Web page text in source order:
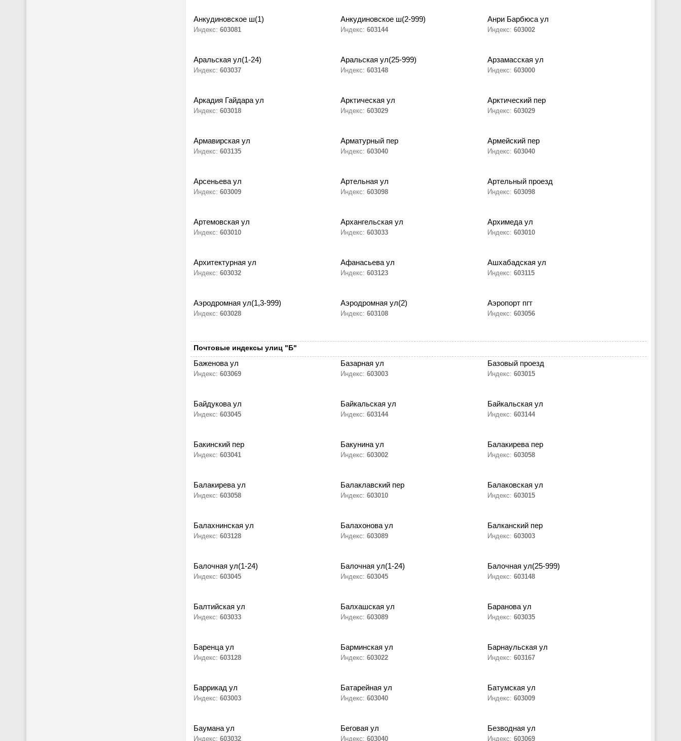
Анкудиновское ш(1)
Индекс: 603081
Анкудиновское ш(2-999)
Индекс: 603144
Анри Барбюса ул
Индекс: 603002
Аральская ул(1-24)
Индекс: 603037
Аральская ул(25-999)
Индекс: 603148
Арзамасская ул
Индекс: 603000
Аркадия Гайдара ул
Индекс: 603018
Арктическая ул
Индекс: 603029
Арктический пер
Индекс: 603029
Армавирская ул
Индекс: 603135
Арматурный пер
Индекс: 603040
Армейский пер
Индекс: 603040
Арсеньева ул
Индекс: 603009
Артельная ул
Индекс: 603098
Артельный проезд
Индекс: 603098
Артемовская ул
Индекс: 603010
Архангельская ул
Индекс: 603033
Архимеда ул
Индекс: 603010
Архитектурная ул
Индекс: 603032
Афанасьева ул
Индекс: 603123
Ашхабадская ул
Индекс: 603115
Аэродромная ул(1,3-999)
Индекс: 603028
Аэродромная ул(2)
Индекс: 603108
Аэропорт пгт
Индекс: 603056
Почтовые индексы улиц "Б"
Баженова ул
Индекс: 603069
Базарная ул
Индекс: 603003
Базовый проезд
Индекс: 603015
Байдукова ул
Индекс: 603045
Байкальская ул
Индекс: 603144
Байкальская ул
Индекс: 603144
Бакинский пер
Индекс: 603041
Бакунина ул
Индекс: 603002
Балакирева пер
Индекс: 603058
Балакирева ул
Индекс: 603058
Балаклавский пер
Индекс: 603010
Балаковская ул
Индекс: 603015
Балахнинская ул
Индекс: 603128
Балахонова ул
Индекс: 603089
Балканский пер
Индекс: 603003
Балочная ул(1-24)
Индекс: 603045
Балочная ул(1-24)
Индекс: 603045
Балочная ул(25-999)
Индекс: 603148
Балтийская ул
Индекс: 603033
Балхашская ул
Индекс: 603089
Баранова ул
Индекс: 603035
Баренца ул
Индекс: 603128
Барминская ул
Индекс: 603022
Барнаульская ул
Индекс: 603167
Баррикад ул
Индекс: 603003
Батарейная ул
Индекс: 603040
Батумская ул
Индекс: 603009
Баумана ул
Индекс: 603032
Беговая ул
Индекс: 603040
Безводная ул
Индекс: 603069